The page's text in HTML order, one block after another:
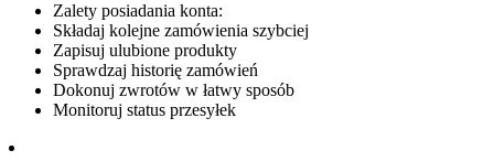
Zalety posiadania konta:
Składaj kolejne zamówienia szybciej
Zapisuj ulubione produkty
Sprawdzaj historię zamówień
Dokonuj zwrotów w łatwy sposób
Monitoruj status przesyłek